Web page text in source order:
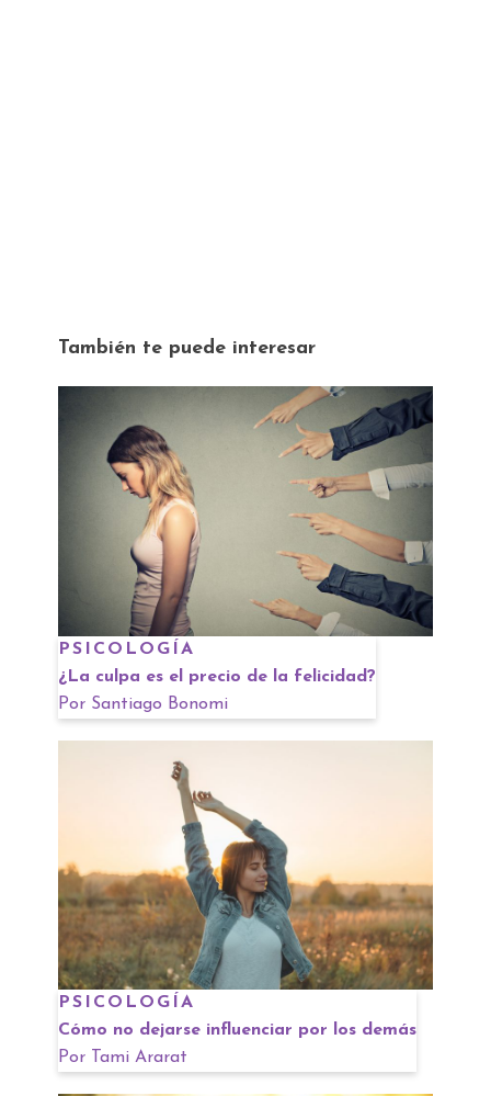
También te puede interesar
PSICOLOGÍA
¿La culpa es el precio de la felicidad?
Por Santiago Bonomi
PSICOLOGÍA
Cómo no dejarse influenciar por los demás
Por
Tami Ararat